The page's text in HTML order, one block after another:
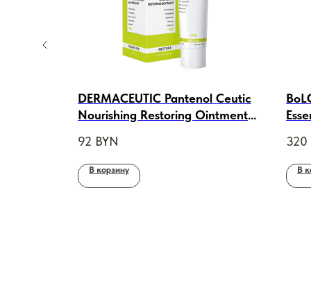
DERMACEUTIC Pantenol Ceutic
Nourishing Restoring Ointment
восстанавливающий бальзам,
30ml
92 BYN
В корзину
320
В